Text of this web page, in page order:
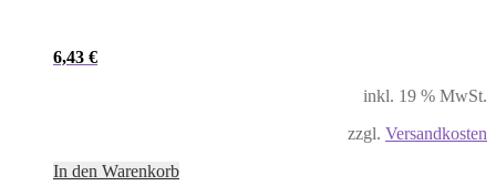
6,43 €
inkl. 19 % MwSt.
zzgl. Versandkosten
In den Warenkorb